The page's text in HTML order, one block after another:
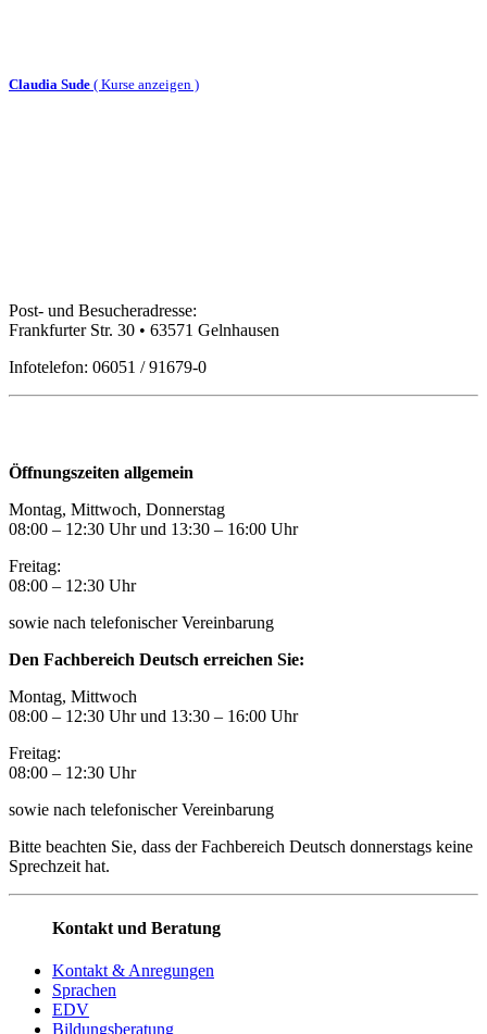
Claudia Sude ( Kurse anzeigen )
Post- und Besucheradresse:
Frankfurter Str. 30 • 63571 Gelnhausen
Infotelefon: 06051 / 91679-0
Öffnungszeiten allgemein
Montag, Mittwoch, Donnerstag
08:00 – 12:30 Uhr und 13:30 – 16:00 Uhr
Freitag:
08:00 – 12:30 Uhr
sowie nach telefonischer Vereinbarung
Den Fachbereich Deutsch erreichen Sie:
Montag, Mittwoch
08:00 – 12:30 Uhr und 13:30 – 16:00 Uhr
Freitag:
08:00 – 12:30 Uhr
sowie nach telefonischer Vereinbarung
Bitte beachten Sie, dass der Fachbereich Deutsch donnerstags keine
Sprechzeit hat.
Kontakt und Beratung
Kontakt & Anregungen
Sprachen
EDV
Bildungsberatung